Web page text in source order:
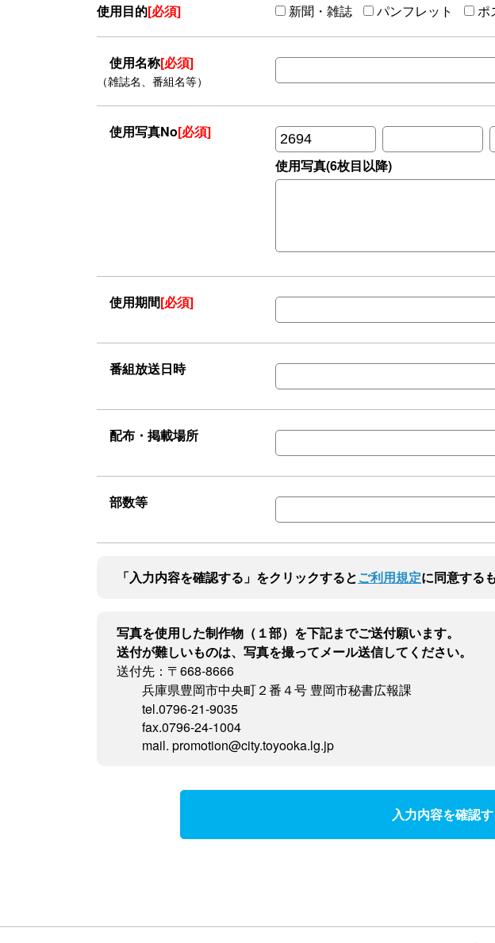
使用目的[必須] 新聞・雑誌 パンフレット ポ
使用名称[必須]
（雑誌名、番組名等）
使用写真No[必須]
使用写真(6枚目以降)
使用期間[必須]
番組放送日時
配布・掲載場所
部数等
「入力内容を確認する」をクリックするとご利用規定に同意する
写真を使用した制作物（１部）を下記までご送付願います。
送付が難しいものは、写真を撮ってメール送信してください。
送付先：〒668-8666
兵庫県豊岡市中央町２番４号 豊岡市秘書広報課
tel.0796-21-9035
fax.0796-24-1004
mail. promotion@city.toyooka.lg.jp